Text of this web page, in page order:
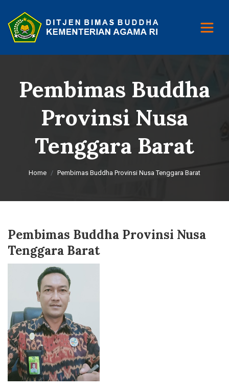
Pembimas Buddha
Provinsi Nusa
Tenggara Barat
Home Pembimas Buddha Provinsi Nusa Tenggara Barat
Pembimas Buddha Provinsi Nusa
Tenggara Barat